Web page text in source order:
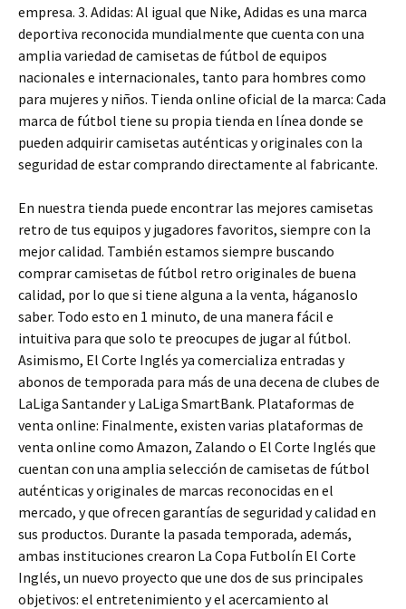
empresa. 3. Adidas: Al igual que Nike, Adidas es una marca
deportiva reconocida mundialmente que cuenta con una
amplia variedad de camisetas de fútbol de equipos
nacionales e internacionales, tanto para hombres como
para mujeres y niños. Tienda online oficial de la marca: Cada
marca de fútbol tiene su propia tienda en línea donde se
pueden adquirir camisetas auténticas y originales con la
seguridad de estar comprando directamente al fabricante.
En nuestra tienda puede encontrar las mejores camisetas
retro de tus equipos y jugadores favoritos, siempre con la
mejor calidad. También estamos siempre buscando
comprar camisetas de fútbol retro originales de buena
calidad, por lo que si tiene alguna a la venta, háganoslo
saber. Todo esto en 1 minuto, de una manera fácil e
intuitiva para que solo te preocupes de jugar al fútbol.
Asimismo, El Corte Inglés ya comercializa entradas y
abonos de temporada para más de una decena de clubes de
LaLiga Santander y LaLiga SmartBank. Plataformas de
venta online: Finalmente, existen varias plataformas de
venta online como Amazon, Zalando o El Corte Inglés que
cuentan con una amplia selección de camisetas de fútbol
auténticas y originales de marcas reconocidas en el
mercado, y que ofrecen garantías de seguridad y calidad en
sus productos. Durante la pasada temporada, además,
ambas instituciones crearon La Copa Futbolín El Corte
Inglés, un nuevo proyecto que une dos de sus principales
objetivos: el entretenimiento y el acercamiento al